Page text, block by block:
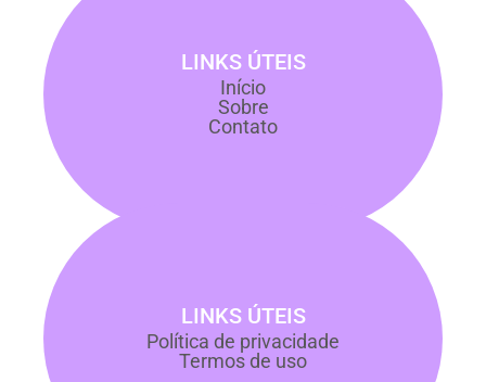
LINKS ÚTEIS
Início
Sobre
Contato
LINKS ÚTEIS
Política de privacidade
Termos de uso